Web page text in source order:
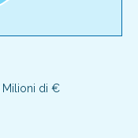
Milioni di €